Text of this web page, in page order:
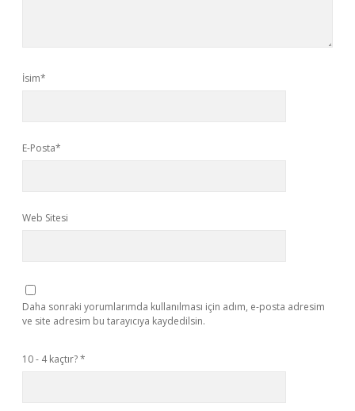
İsim*
E-Posta*
Web Sitesi
Daha sonraki yorumlarımda kullanılması için adım, e-posta adresim
ve site adresim bu tarayıcıya kaydedilsin.
10 - 4 kaçtır?*